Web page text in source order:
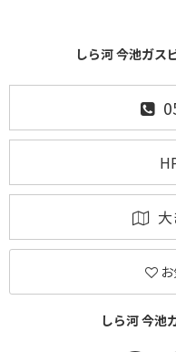
しら河 今池ガス
しら河 今池